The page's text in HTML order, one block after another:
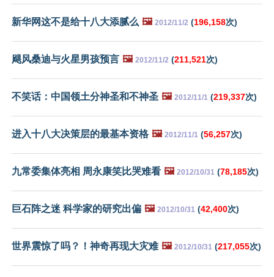
新华网这不是给十八大添腻么 🖼️ 2012/11/2 (196,158次)
飓风桑迪与火星男孩预言 🖼️ 2012/11/2 (211,521次)
不笑话：中国领土分神圣和不神圣 🖼️ 2012/11/1 (219,337次)
进入十八大决策层的最基本资格 🖼️ 2012/11/1 (56,257次)
九常委集体亮相 周永康笑比哭难看 🖼️ 2012/10/31 (78,185次)
巨石阵之迷 科学家的研究出偏 🖼️ 2012/10/31 (42,400次)
世界震惊了吗？！神奇再现大灾难 🖼️ 2012/10/31 (217,055次)